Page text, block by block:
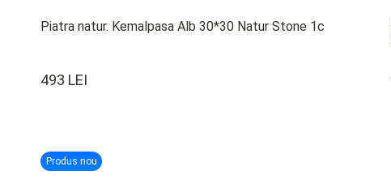
Piatra natur. Kemalpasa Alb 30*30 Natur Stone 1c
493 LEI
Produs nou